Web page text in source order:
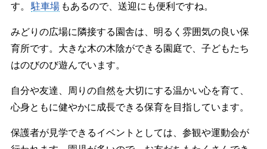
す。
駐車場 もあるので、送迎にも便利ですね。
みどりの広場に隣接する園舎は、明るく雰囲気の良い保
育所です。大きな木の木陰ができる園庭で、子どもたち
はのびのび遊んでいます。
自分や友達、周りの自然を大切にする温かい心を育て、
心身ともに健やかに成長できる保育を目指しています。
保護者が見学できるイベントとしては、参観や運動会が